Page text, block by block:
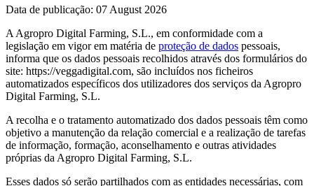
Data de publicação: 07 August 2026
A Agropro Digital Farming, S.L., em conformidade com a
legislação em vigor em matéria de proteção de dados pessoais,
informa que os dados pessoais recolhidos através dos formulários do
site: https://veggadigital.com, são incluídos nos ficheiros
automatizados específicos dos utilizadores dos serviços da Agropro
Digital Farming, S.L.
A recolha e o tratamento automatizado dos dados pessoais têm como
objetivo a manutenção da relação comercial e a realização de tarefas
de informação, formação, aconselhamento e outras atividades
próprias da Agropro Digital Farming, S.L.
Esses dados só serão partilhados com as entidades necessárias, com